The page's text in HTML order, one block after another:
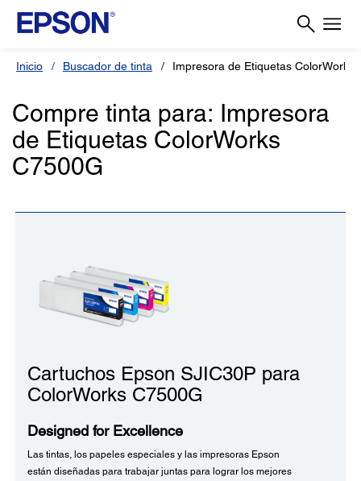
Inicio Buscador de tinta Impresora de Etiquetas ColorWorks
Compre tinta para: Impresora
de Etiquetas ColorWorks
C7500G
Cartuchos Epson SJIC30P para
ColorWorks C7500G
Designed for Excellence
Las tintas, los papeles especiales y las impresoras Epson
están diseñadas para trabajar juntas para lograr los mejores